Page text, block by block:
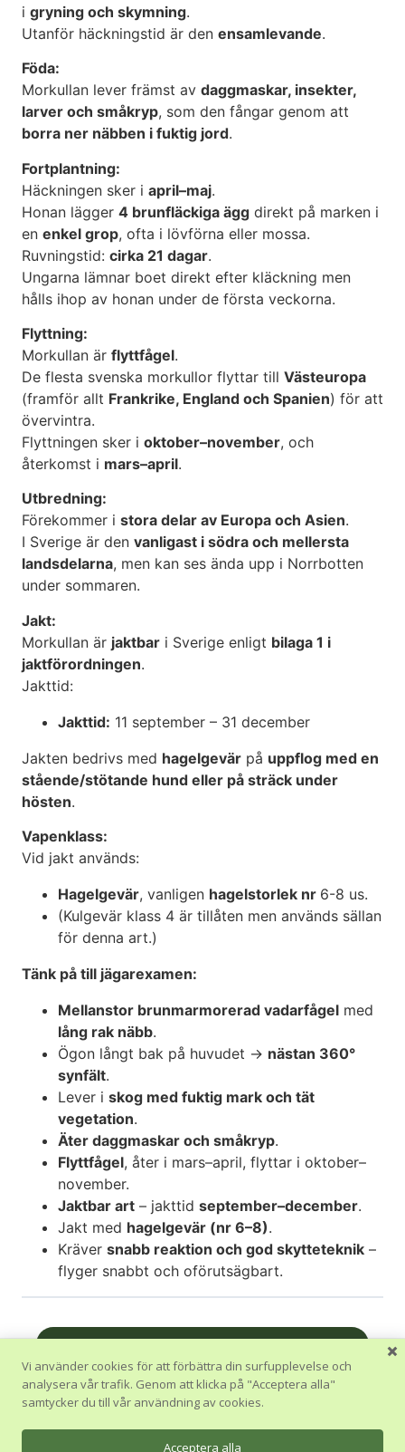
i gryning och skymning.
Utanför häckningstid är den ensamlevande.
Föda:
Morkullan lever främst av daggmaskar, insekter,
larver och småkryp, som den fångar genom att
borra ner näbben i fuktig jord.
Fortplantning:
Häckningen sker i april–maj.
Honan lägger 4 brunfläckiga ägg direkt på marken i
en enkel grop, ofta i lövförna eller mossa.
Ruvningstid: cirka 21 dagar.
Ungarna lämnar boet direkt efter kläckning men
hålls ihop av honan under de första veckorna.
Flyttning:
Morkullan är flyttfågel.
De flesta svenska morkullor flyttar till Västeuropa
(framför allt Frankrike, England och Spanien) för att
övervintra.
Flyttningen sker i oktober–november, och
återkomst i mars–april.
Utbredning:
Förekommer i stora delar av Europa och Asien.
I Sverige är den vanligast i södra och mellersta
landsdelarna, men kan ses ända upp i Norrbotten
under sommaren.
Jakt:
Morkullan är jaktbar i Sverige enligt bilaga 1 i
jaktförordningen.
Jakttid:
Jakttid: 11 september – 31 december
Jakten bedrivs med hagelgevär på uppflog med en
stående/stötande hund eller på sträck under
hösten.
Vapenklass:
Vid jakt används:
Hagelgevär, vanligen hagelstorlek nr 6-8 us.
(Kulgevär klass 4 är tillåten men används sällan
för denna art.)
Tänk på till jägarexamen:
Mellanstor brunmarmorerad vadarfågel med
lång rak näbb.
Ögon långt bak på huvudet → nästan 360°
synfält.
Lever i skog med fuktig mark och tät
vegetation.
Äter daggmaskar och småkryp.
Flyttfågel, åter i mars–april, flyttar i oktober–
november.
Jaktbar art – jakttid september–december.
Jakt med hagelgevär (nr 6–8).
Kräver snabb reaktion och god skytteteknik –
flyger snabbt och oförutsägbart.
Tillbaka till Kurs
Vi använder cookies för att förbättra din surfupplevelse och
analysera vår trafik. Genom att klicka på "Acceptera alla"
samtycker du till vår användning av cookies.
Acceptera alla